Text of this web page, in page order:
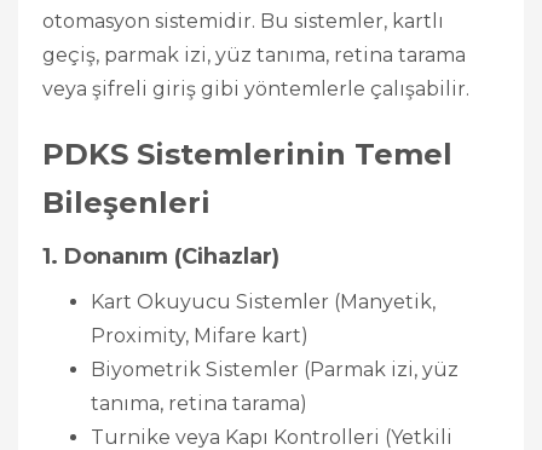
otomasyon sistemidir. Bu sistemler, kartlı
geçiş, parmak izi, yüz tanıma, retina tarama
veya şifreli giriş gibi yöntemlerle çalışabilir.
PDKS Sistemlerinin Temel
Bileşenleri
1. Donanım (Cihazlar)
Kart Okuyucu Sistemler (Manyetik,
Proximity, Mifare kart)
Biyometrik Sistemler (Parmak izi, yüz
tanıma, retina tarama)
Turnike veya Kapı Kontrolleri (Yetkili